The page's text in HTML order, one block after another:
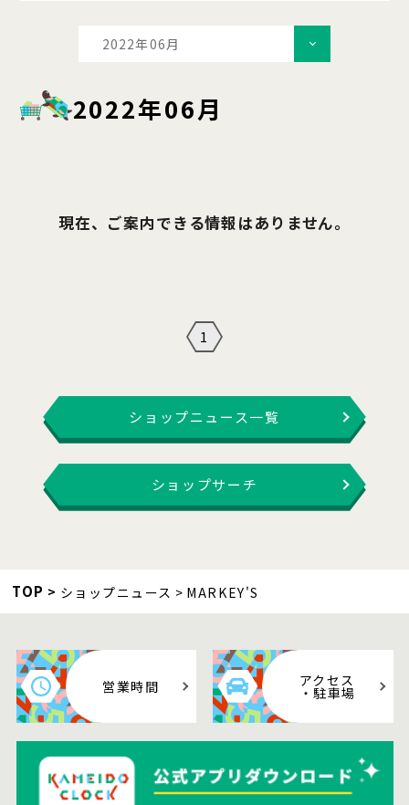
2022年06月
2022年06月
現在、ご案内できる情報はありません。
1
ショップニュース一覧
ショップサーチ
TOP ショップニュース MARKEY'S
営業時間 アクセス
・駐車場